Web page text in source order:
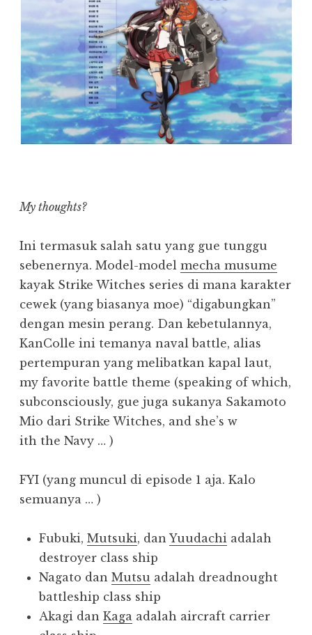
My thoughts?
Ini termasuk salah satu yang gue tunggu
sebenernya. Model-model mecha musume
kayak Strike Witches series di mana karakter
cewek (yang biasanya moe) “digabungkan”
dengan mesin perang. Dan kebetulannya,
KanColle ini temanya naval battle, alias
pertempuran yang melibatkan kapal laut,
my favorite battle theme (speaking of which,
subconsciously, gue juga sukanya Sakamoto
Mio dari Strike Witches, and she’s w
ith the Navy … )
FYI (yang muncul di episode 1 aja. Kalo
semuanya … )
Fubuki, Mutsuki, dan Yuudachi adalah
destroyer class ship
Nagato dan Mutsu adalah dreadnought
battleship class ship
Akagi dan Kaga adalah aircraft carrier